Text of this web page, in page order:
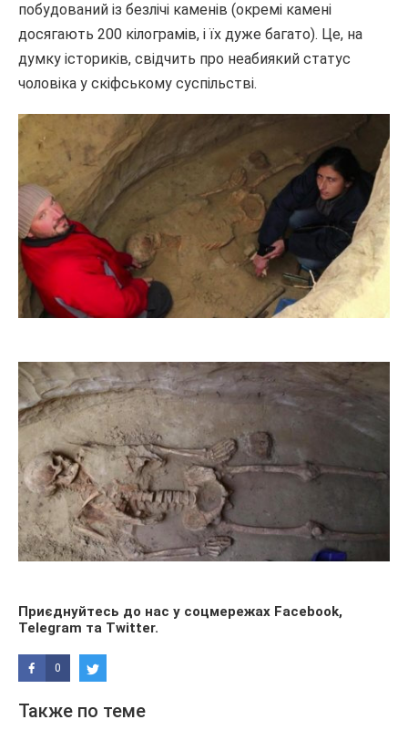
побудований із безлічі каменів (окремі камені
досягають 200 кілограмів, і їх дуже багато). Це, на
думку істориків, свідчить про неабиякий статус
чоловіка у скіфському суспільстві.
Приєднуйтесь до нас у соцмережах Facebook,
Telegram та Twitter.
0
Также по теме